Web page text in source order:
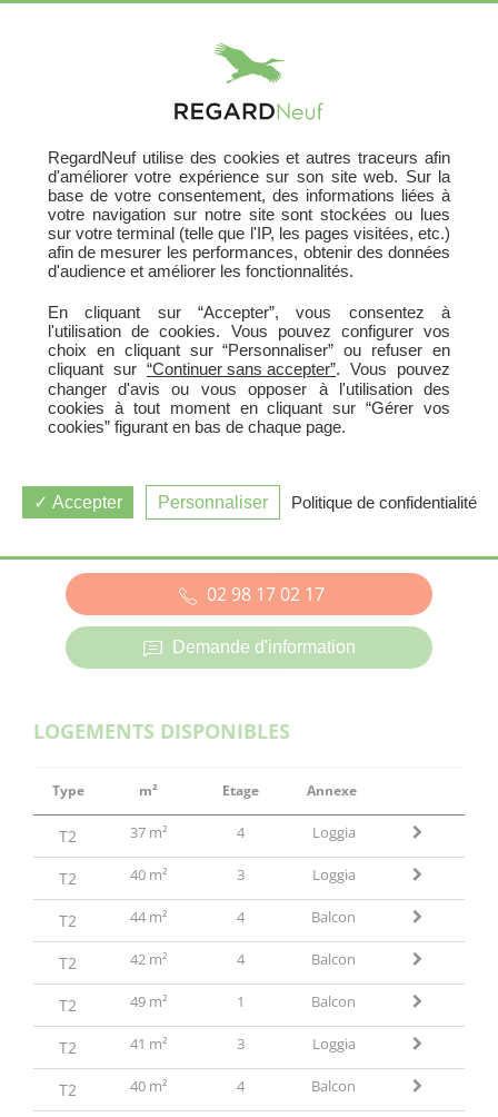
IROIZ
CROZON (29)
02 98 17 02 17
Demande d'information
LOGEMENTS DISPONIBLES
Type m² Etage Annexe
T2 37 m² 4 Loggia
T2 40 m² 3 Loggia
T2 44 m² 4 Balcon
T2 42 m² 4 Balcon
T2 49 m² 1 Balcon
T2 41 m² 3 Loggia
T2 40 m² 4 Balcon
RegardNeuf utilise des cookies et autres traceurs afin
d'améliorer votre expérience sur son site web. Sur la
base de votre consentement, des informations liées à
votre navigation sur notre site sont stockées ou lues
sur votre terminal (telle que l'IP, les pages visitées, etc.)
afin de mesurer les performances, obtenir des données
d'audience et améliorer les fonctionnalités.
En cliquant sur “Accepter”, vous consentez à
l'utilisation de cookies. Vous pouvez configurer vos
choix en cliquant sur “Personnaliser” ou refuser en
cliquant sur “Continuer sans accepter”. Vous pouvez
changer d'avis ou vous opposer à l'utilisation des
cookies à tout moment en cliquant sur “Gérer vos
cookies” figurant en bas de chaque page.
Accepter Personnaliser Politique de confidentialité